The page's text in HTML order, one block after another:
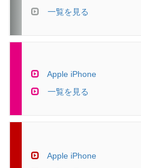
一覧を見る
Apple iPhone
一覧を見る
Apple iPhone